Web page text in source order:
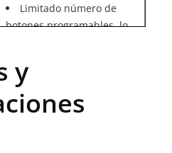
Limitado número de
botones programables, lo
usuarios avanzados.
El precio referencial
(36,70 €) puede resultar alto
y